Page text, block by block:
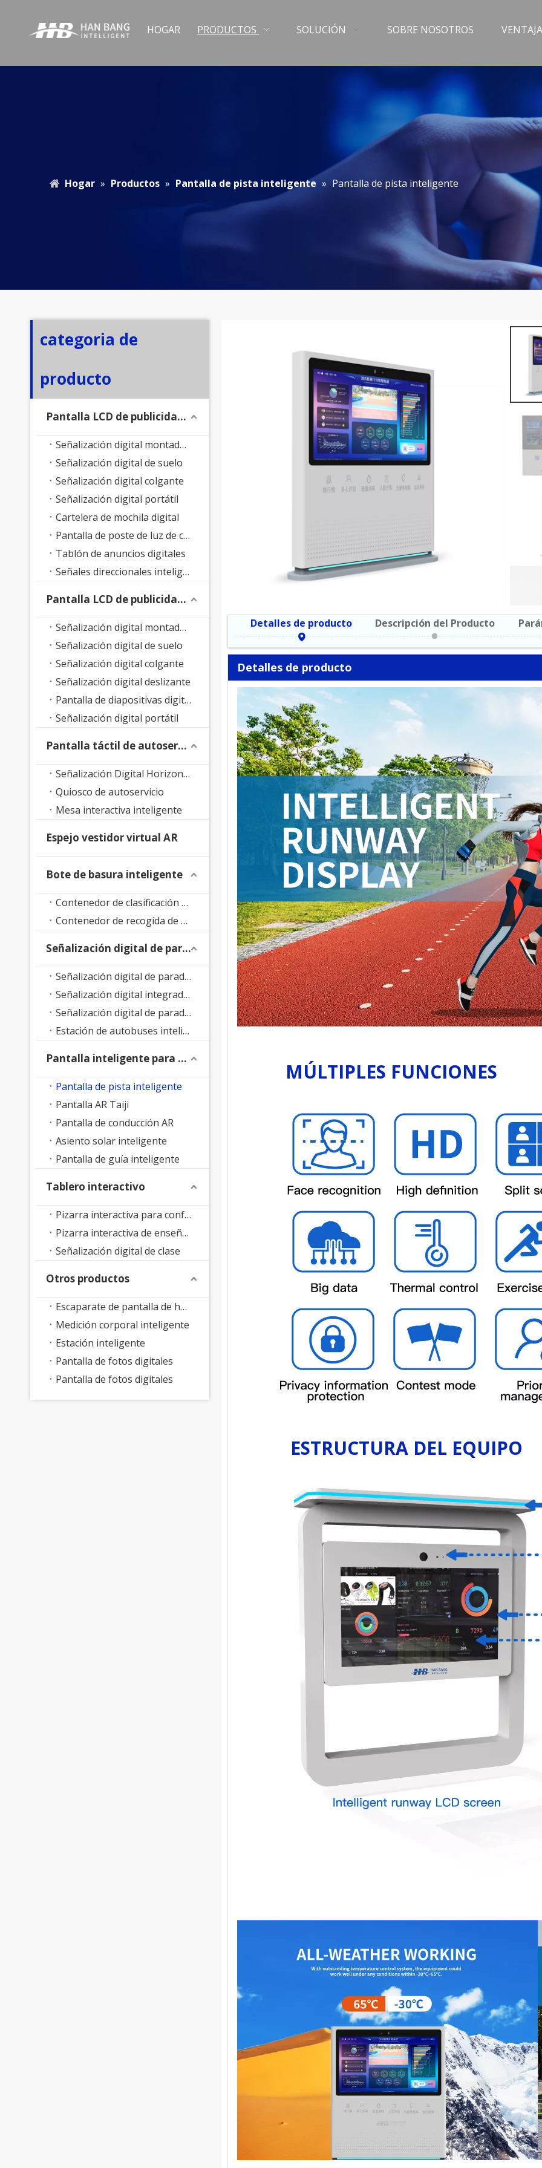
HOGAR PRODUCTOS SOLUCIÓN SOBRE NOSOTROS
Hogar » Productos » Pantalla de pista inteligente » Pantalla de pista inteligente
categoria de
producto
Pantalla LCD de publicidad exterior
Señalización digital montada en la pared
Señalización digital de suelo
Señalización digital colgante
Señalización digital portátil
Cartelera de mochila digital
Pantalla de poste de luz de calle inteligente
Tablón de anuncios digitales
Señales direccionales inteligentes
Pantalla LCD de publicidad interior
Señalización digital montada en la pared
Señalización digital de suelo
Señalización digital colgante
Señalización digital deslizante
Pantalla de diapositivas digitales
Señalización digital portátil
Pantalla táctil de autoservicio
Señalización Digital Horizontal
Quiosco de autoservicio
Mesa interactiva inteligente
Espejo vestidor virtual AR
Bote de basura inteligente
Contenedor de clasificación de residuos inteligente
Contenedor de recogida de residuos inteligente
Señalización digital de parada de autobús
Señalización digital de parada de autobús con soporte de suelo
Señalización digital integrada en parada de autobús
Señalización digital de parada de autobús LED
Estación de autobuses inteligente
Pantalla inteligente para parque
Pantalla de pista inteligente
Pantalla AR Taiji
Pantalla de conducción AR
Asiento solar inteligente
Pantalla de guía inteligente
Tablero interactivo
Pizarra interactiva para conferencias
Pizarra interactiva de enseñanza
Señalización digital de clase
Otros productos
Escaparate de pantalla de holograma 3D
Medición corporal inteligente
Estación inteligente
Pantalla de fotos digitales
Pantalla de fotos digitales
Detalles de producto Descripción del Producto
Detalles de producto
MÚLTIPLES FUNCIONES
ESTRUCTURA DEL EQUIPO